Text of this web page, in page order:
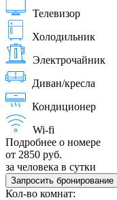
Телевизор
Холодильник
Электрочайник
Диван/кресла
Кондиционер
Wi-fi
Подробнее о номере
от 2850 руб.
за человека в сутки
Запросить бронирование
Кол-во комнат: